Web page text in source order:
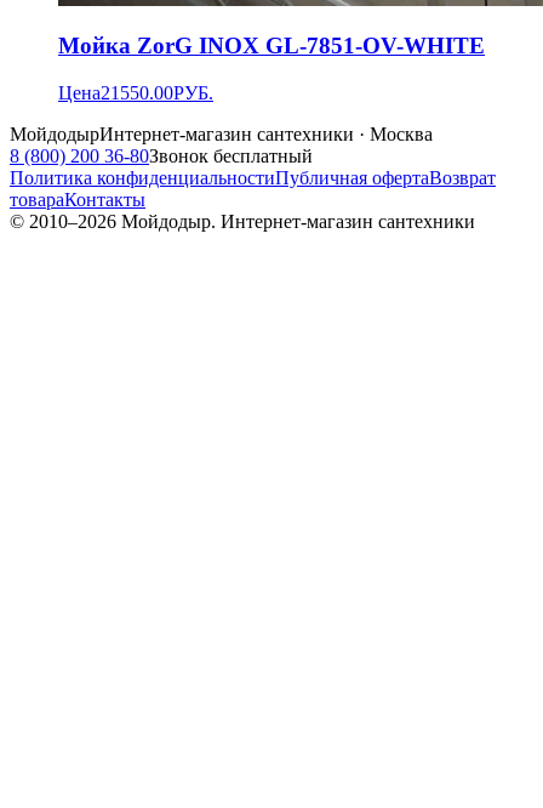
Мойка ZorG INOX GL-7851-OV-WHITE
Цена21550.00РУБ.
МойдодырИнтернет-магазин сантехники · Москва
8 (800) 200 36-80Звонок бесплатный
Политика конфиденциальностиПубличная офертаВозврат
товараКонтакты
© 2010–2026 Мойдодыр. Интернет-магазин сантехники